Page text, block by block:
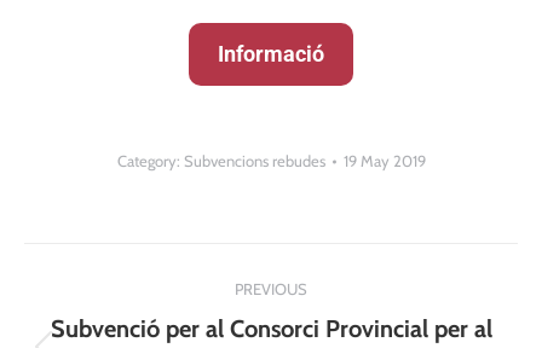
Informació
Category: Subvencions rebudes 19 May 2019
navigation
PREVIOUS
Subvenció per al Consorci Provincial per al